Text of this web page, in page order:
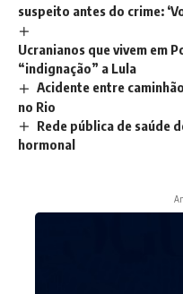
suspeito antes do crime:
Ucranianos que vivem em
“indignação” a Lula
Acidente entre
no Rio
Rede pública de saúde
hormonal